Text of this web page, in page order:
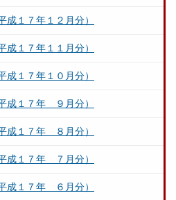
成１７年１２月分）
成１７年１１月分）
成１７年１０月分）
成１７年 ９月分）
成１７年 ８月分）
成１７年 ７月分）
成１７年 ６月分）